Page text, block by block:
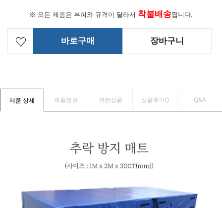
※ 모든 제품은 부피와 규격이 달라서 착불배송됩니다.
바로구매 장바구니
제품 상세 제품정보 관련상품 상품후기() Q&A